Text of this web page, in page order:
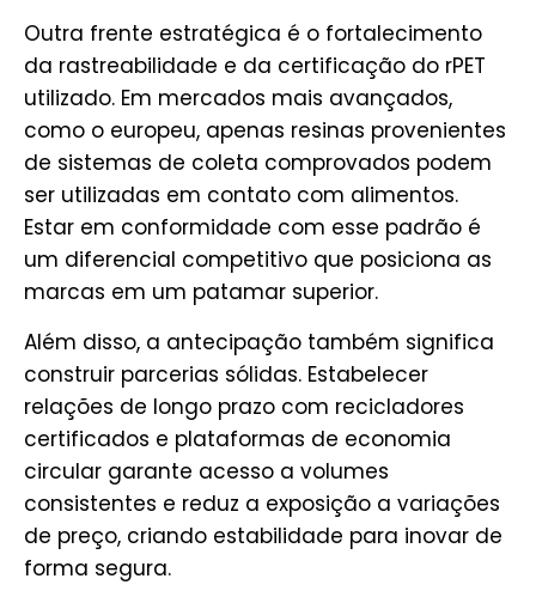
Outra frente estratégica é o fortalecimento
da rastreabilidade e da certificação do rPET
utilizado. Em mercados mais avançados,
como o europeu, apenas resinas provenientes
de sistemas de coleta comprovados podem
ser utilizadas em contato com alimentos.
Estar em conformidade com esse padrão é
um diferencial competitivo que posiciona as
marcas em um patamar superior.
Além disso, a antecipação também significa
construir parcerias sólidas. Estabelecer
relações de longo prazo com recicladores
certificados e plataformas de economia
circular garante acesso a volumes
consistentes e reduz a exposição a variações
de preço, criando estabilidade para inovar de
forma segura.